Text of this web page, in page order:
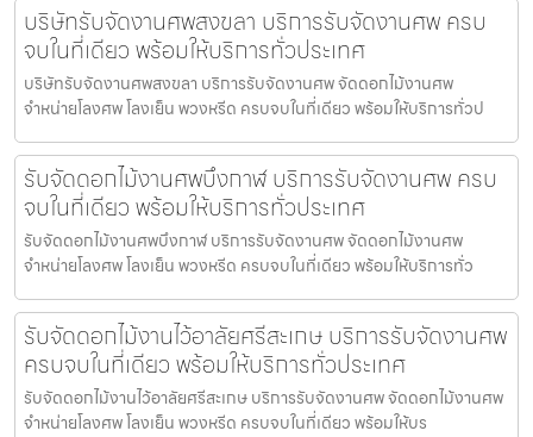
บริษัทรับจัดงานศพสงขลา บริการรับจัดงานศพ ครบ
จบในที่เดียว พร้อมให้บริการทั่วประเทศ
บริษัทรับจัดงานศพสงขลา บริการรับจัดงานศพ จัดดอกไม้งานศพ
จำหน่ายโลงศพ โลงเย็น พวงหรีด ครบจบในที่เดียว พร้อมให้บริการทั่วป
รับจัดดอกไม้งานศพบึงกาฬ บริการรับจัดงานศพ ครบ
จบในที่เดียว พร้อมให้บริการทั่วประเทศ
รับจัดดอกไม้งานศพบึงกาฬ บริการรับจัดงานศพ จัดดอกไม้งานศพ
จำหน่ายโลงศพ โลงเย็น พวงหรีด ครบจบในที่เดียว พร้อมให้บริการทั่ว
รับจัดดอกไม้งานไว้อาลัยศรีสะเกษ บริการรับจัดงานศพ
ครบจบในที่เดียว พร้อมให้บริการทั่วประเทศ
รับจัดดอกไม้งานไว้อาลัยศรีสะเกษ บริการรับจัดงานศพ จัดดอกไม้งานศพ
จำหน่ายโลงศพ โลงเย็น พวงหรีด ครบจบในที่เดียว พร้อมให้บร